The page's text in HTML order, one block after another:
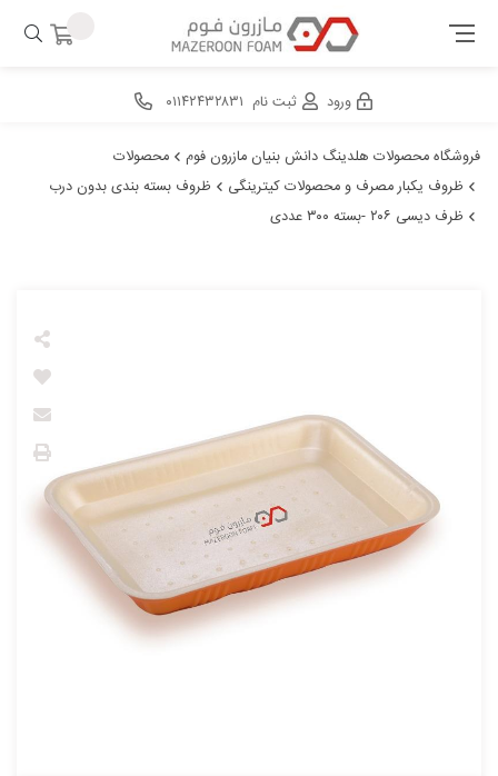
ورود ثبت نام ۰۱۱۴۲۴۳۲۸۳۱
فروشگاه محصولات هلدینگ دانش بنیان مازرون فوم
محصولات
ظروف یکبار مصرف و محصولات کیترینگی
ظروف بسته بندی بدون درب
ظرف دیسی ۲۰۶ -بسته ۳۰۰ عددی